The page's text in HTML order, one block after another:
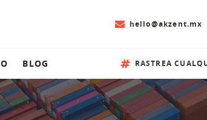
hello@akzent.mx
BLOG RASTREA